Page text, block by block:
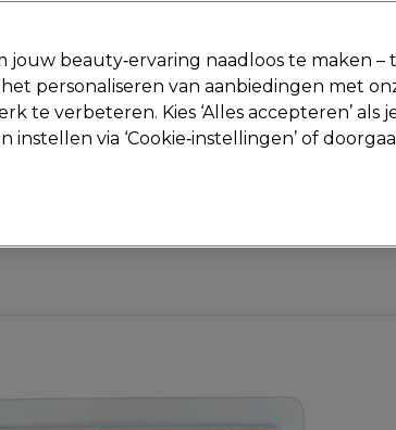
Deals Haar Elektra Beauty Salon
jouw beauty‑ervaring naadloos te maken
personaliseren van aanbiedingen met
te verbeteren. Kies ‘Alles accepteren’ als
via ‘Cookie‑instellingen’ of